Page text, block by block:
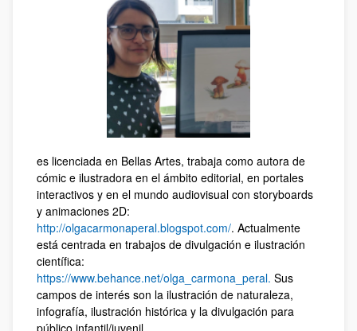
es licenciada en Bellas Artes, trabaja como autora de
cómic e ilustradora en el ámbito editorial, en portales
interactivos y en el mundo audiovisual con storyboards
y animaciones 2D:
http://olgacarmonaperal.blogspot.com/. Actualmente
está centrada en trabajos de divulgación e ilustración
científica:
https://www.behance.net/olga_carmona_peral. Sus
campos de interés son la ilustración de naturaleza,
infografía, ilustración histórica y la divulgación para
público infantil/juvenil.